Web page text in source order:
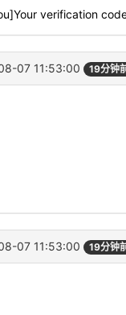
verification
07 11:53:00 19分钟
07 11:53:00 19分钟